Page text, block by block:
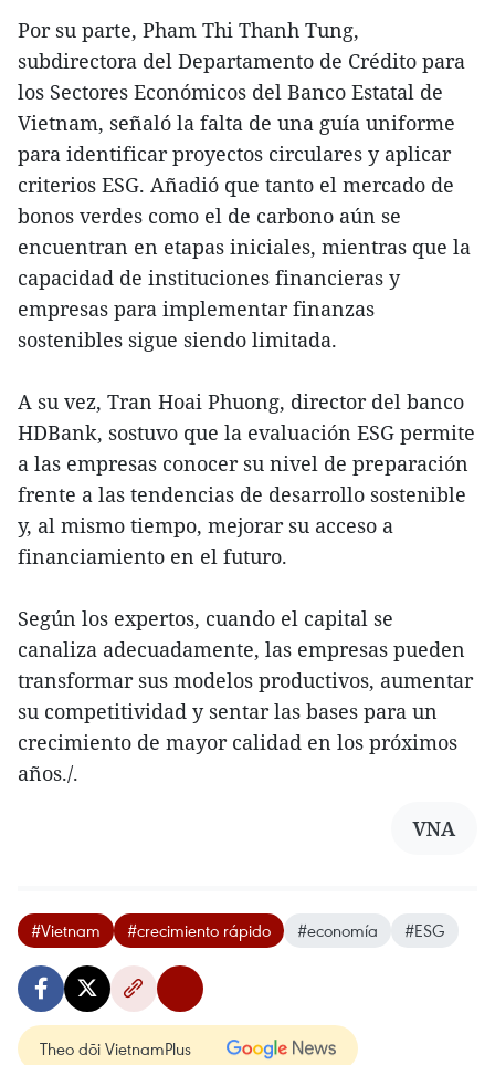
Por su parte, Pham Thi Thanh Tung,
subdirectora del Departamento de Crédito para
los Sectores Económicos del Banco Estatal de
Vietnam, señaló la falta de una guía uniforme
para identificar proyectos circulares y aplicar
criterios ESG. Añadió que tanto el mercado de
bonos verdes como el de carbono aún se
encuentran en etapas iniciales, mientras que la
capacidad de instituciones financieras y
empresas para implementar finanzas
sostenibles sigue siendo limitada.
A su vez, Tran Hoai Phuong, director del banco
HDBank, sostuvo que la evaluación ESG permite
a las empresas conocer su nivel de preparación
frente a las tendencias de desarrollo sostenible
y, al mismo tiempo, mejorar su acceso a
financiamiento en el futuro.
Según los expertos, cuando el capital se
canaliza adecuadamente, las empresas pueden
transformar sus modelos productivos, aumentar
su competitividad y sentar las bases para un
crecimiento de mayor calidad en los próximos
años./.
VNA
#Vietnam #crecimiento rápido #economía #ESG
Theo dõi VietnamPlus